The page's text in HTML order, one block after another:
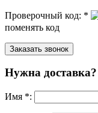
Проверочный код: *
поменять код
Нужна доставка?
Имя *: